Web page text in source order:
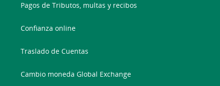
Pagos de Tributos, multas y recibos
Confianza online
Traslado de Cuentas
Cambio moneda Global Exchange